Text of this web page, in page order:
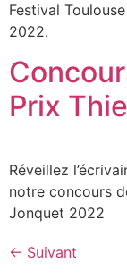
Festival
2022.
Prix
Réveillez
notre concours
Jonquet 2022
← Suivant